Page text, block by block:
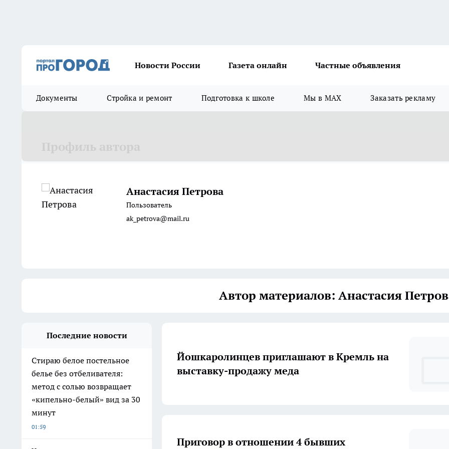
Новости России Газета онлайн Частные объявления
Документы Стройка и ремонт Подготовка к школе Мы в MAX Заказать рекламу
Анастасия Петрова
Пользователь
ak_petrova@mail.ru
Автор материалов: Анастасия
Последние новости
Стираю белое постельное
белье без отбеливателя:
метод с солью возвращает
«кипельно-белый» вид за 30
минут
01:59
Йошкаролинцев приглашают в Кремль на
выставку-продажу меда
Приговор в отношении 4 бывших